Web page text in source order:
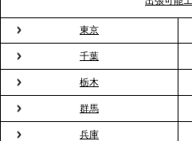
ドブルが紹介されました
2026.3.23
プレスリリースのご案内｜
会”が企業で広がる。 新入
ィスケータリング』という
東京
千葉
栃木
群馬
兵庫